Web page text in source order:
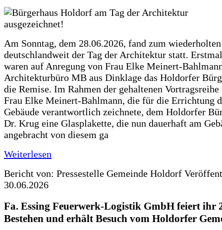
Am Sonntag, dem 28.06.2026, fand zum
deutschlandweit der Tag der Architektur statt.
waren auf Anregung von Frau Elke Meinert-
Architekturbüro MB aus Dinklage das Holdorfer
die Remise. Im Rahmen der gehaltenen
Frau Elke Meinert-Bahlmann, die für die Errichtung
Gebäude verantwortlich zeichnete, dem Holdorfer
Dr. Krug eine Glasplakette, die nun dauerhaft am
angebracht von diesem ga
Weiterlesen
Bericht von: Pressestelle Gemeinde Holdorf
30.06.2026
Fa. Essing Feuerwerk-Logistik GmbH feiert ihr
Bestehen und erhält Besuch vom Holdorfer